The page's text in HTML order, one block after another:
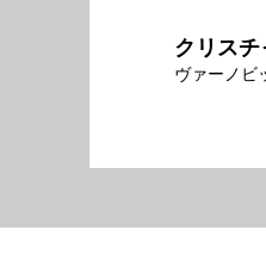
クリス
ヴァーノビ